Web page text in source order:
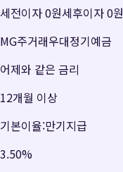
세전이자0원세후이자0원
MG주거래우대정기예금
어제와 같은 금리
12개월 이상
기본이율:만기지급
3.50%